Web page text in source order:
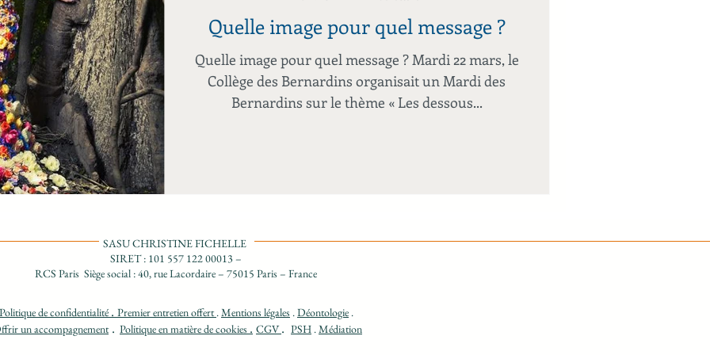
Quelle image pour quel message ?
Quelle image pour quel message ? Mardi 22 mars, le
Collège des Bernardins organisait un Mardi des
Bernardins sur le thème « Les dessous...
SASU CHRISTINE FICHELLE
SIRET : 101 557 122 00013 –
RCS Paris Siège social : 40, rue Lacordaire – 75015 Paris – France
Politique de confidentialité . Premier entretien offert.Mentions légales .Déontologie .
un accompagnement. Politique en matière de cookies . CGV . PSH .Médiation